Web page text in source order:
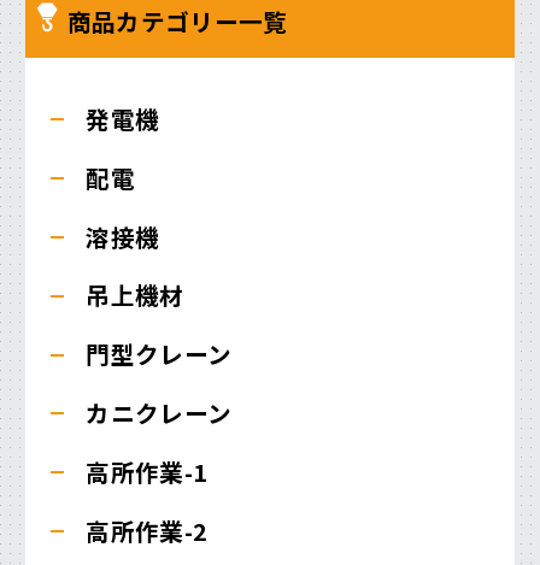
商品カテゴリー一覧
発電機
配電
溶接機
吊上機材
門型クレーン
カニクレーン
高所作業-1
高所作業-2